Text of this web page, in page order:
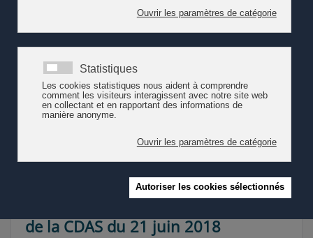
sociales (CDAS) et la Conférence
suisse des directeurs cantonaux de
l'instruction publique (CDIP)
énoncent 13 recommandations sur la
de l'enfance dans un rapport (2022).
de la CDAS du 21 juin 2018